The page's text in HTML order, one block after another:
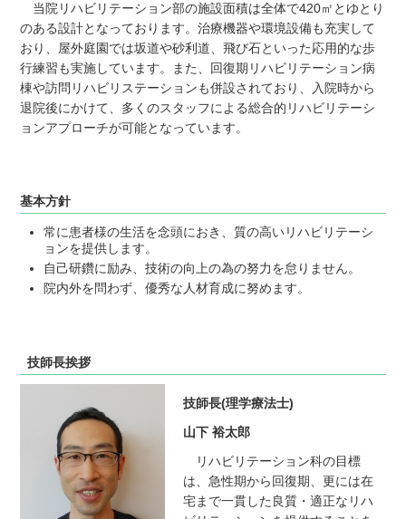
当院リハビリテーション部の施設面積は全体で420㎡とゆとり
のある設計となっております。治療機器や環境設備も充実して
おり、屋外庭園では坂道や砂利道、飛び石といった応用的な歩
行練習も実施しています。また、回復期リハビリテーション病
棟や訪問リハビリステーションも併設されており、入院時から
退院後にかけて、多くのスタッフによる総合的リハビリテーシ
ョンアプローチが可能となっています。
基本方針
常に患者様の生活を念頭におき、質の高いリハビリテーシ
ョンを提供します。
自己研鑽に励み、技術の向上の為の努力を怠りません。
院内外を問わず、優秀な人材育成に努めます。
技師長挨拶
技師長(理学療法士)
山下 裕太郎
リハビリテーション科の目標
は、急性期から回復期、更には在
宅まで一貫した良質・適正なリハ